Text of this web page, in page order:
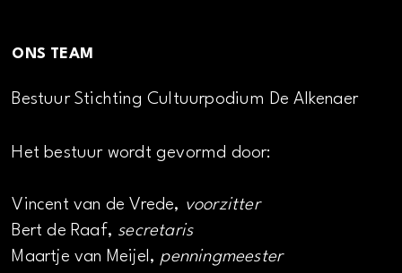
ONS TEAM
Bestuur Stichting Cultuurpodium De Alkenaer
Het bestuur wordt gevormd door:
Vincent van de Vrede, voorzitter
Bert de Raaf, secretaris
Maartje van Meijel, penningmeester